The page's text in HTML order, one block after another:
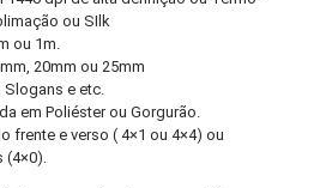
ou SIlk
ou 1m.
20mm ou 25mm
Slogans e etc.
em Poliéster ou Gorgurão.
frente e verso ( 4×1 ou 4×4) ou
(4×0).